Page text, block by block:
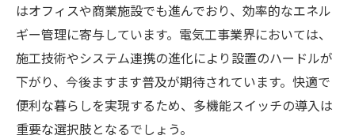
はオフィスや商業施設でも進んでおり、効率的なエネル
ギー管理に寄与しています。電気工事業界においては、
施工技術やシステム連携の進化により設置のハードルが
下がり、今後ますます普及が期待されています。快適で
便利な暮らしを実現するため、多機能スイッチの導入は
重要な選択肢となるでしょう。